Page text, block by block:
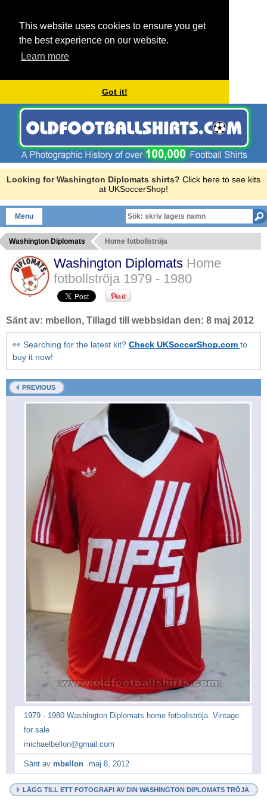
This website uses cookies to ensure you get
the best experience on our website.
Learn more
Got it!
Looking for Washington Diplomats shirts? Click here to see kits
at UKSoccerShop!
Menu
Washington Diplomats Home fotbollströja
Washington Diplomats Home
fotbollströja 1979 - 1980
Sänt av: mbellon, Tillagd till webbsidan den: 8 maj 2012
👀 Searching for the latest kit? Check UKSoccerShop.com to
buy it now!
PREVIOUS
1979 - 1980 Washington Diplomats home fotbollströja. Vintage
for sale
michaelbellon@gmail.com
Sänt av mbellon maj 8, 2012
LÄGG TILL ETT FOTOGRAFI AV DIN WASHINGTON DIPLOMATS TRÖJA